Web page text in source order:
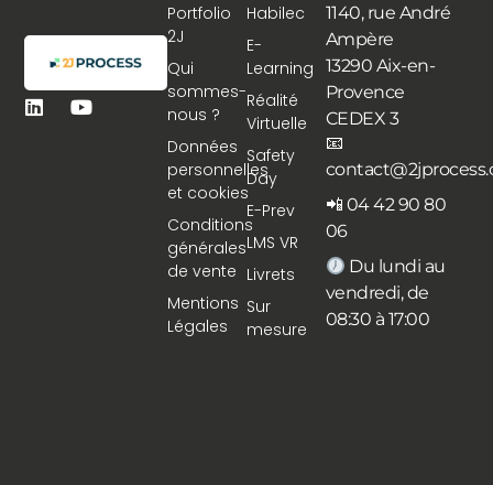
Habilec
E-
Learning
Réalité
Virtuelle
Safety
Day
E-Prev
LMS VR
Livrets
Sur
mesure
Portfolio
2J
Qui
sommes-
nous ?
Données
personnelles
et cookies
Conditions
générales
de vente
Mentions
Légales
1140, rue André
Ampère
13290 Aix-en-
Provence
CEDEX 3
📧
📲 04 42 90 80
06
Du lundi au
vendredi, de
08:30 à 17:00